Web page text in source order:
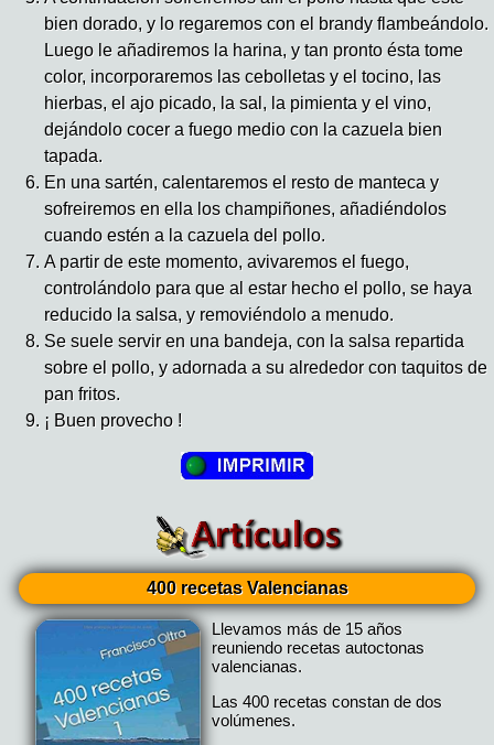
bien dorado, y lo regaremos con el brandy flambeándolo.
Luego le añadiremos la harina, y tan pronto ésta tome
color, incorporaremos las cebolletas y el tocino, las
hierbas, el ajo picado, la sal, la pimienta y el vino,
dejándolo cocer a fuego medio con la cazuela bien
tapada.
En una sartén, calentaremos el resto de manteca y
sofreiremos en ella los champiñones, añadiéndolos
cuando estén a la cazuela del pollo.
A partir de este momento, avivaremos el fuego,
controlándolo para que al estar hecho el pollo, se haya
reducido la salsa, y removiéndolo a menudo.
Se suele servir en una bandeja, con la salsa repartida
sobre el pollo, y adornada a su alrededor con taquitos de
pan fritos.
¡ Buen provecho !
400 recetas Valencianas
Llevamos más de 15 años
reuniendo recetas autoctonas
valencianas.
Las 400 recetas constan de dos
volúmenes.